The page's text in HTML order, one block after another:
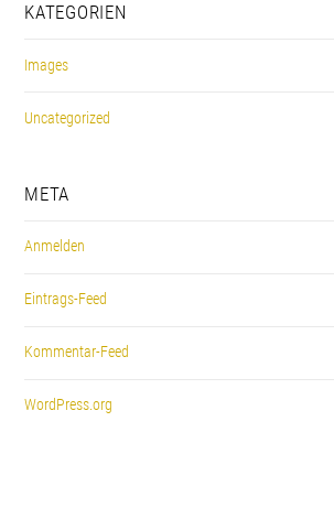
KATEGORIEN
Images
Uncategorized
META
Anmelden
Eintrags-Feed
Kommentar-Feed
WordPress.org